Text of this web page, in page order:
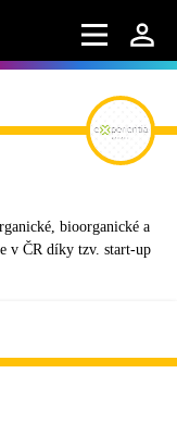
bioorganické a
v ČR díky tzv. start-up